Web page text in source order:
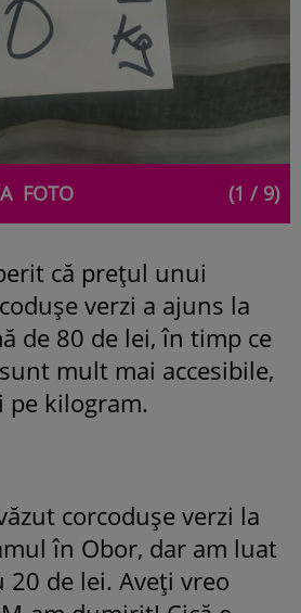
FOTO (1 / 9)
că prețul unui
verzi a ajuns la
de 80 de lei, în timp ce
mult mai accesibile,
pe kilogram.
corcodușe verzi la
în Obor, dar am luat
20 de lei. Aveți vreo